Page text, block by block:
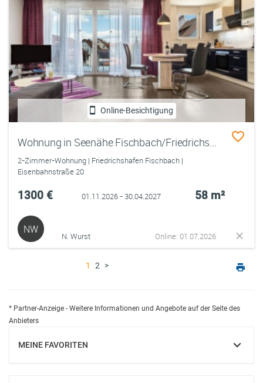
Online-Besichtigung
Wohnung in Seenähe Fischbach/Friedrichshafen ab November 2026 für 6 Monate zu vermieten
2-Zimmer-Wohnung | Friedrichshafen Fischbach |
Eisenbahnstraße 20
1300 € 01.11.2026 - 30.04.2027 58 m²
NW
N. Wurst Online: 01.07.2026
1 2 >
* Partner-Anzeige - Weitere Informationen und Angebote auf der Seite des
Anbieters
MEINE FAVORITEN
EINBLENDEN